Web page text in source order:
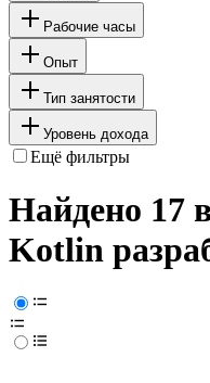
Рабочие часы
Опыт
Тип занятости
Уровень дохода
Ещё фильтры
Найдено 17
Kotlin